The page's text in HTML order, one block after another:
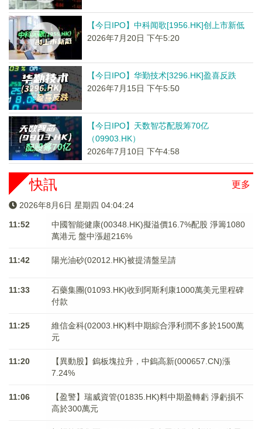
【今日IPO】中科闻歌[1956.HK]创上市新低
2026年7月20日 下午5:20
【今日IPO】华勤技术[3296.HK]盈喜反跌
2026年7月15日 下午5:50
【今日IPO】天数智芯配股筹70亿
（09903.HK）
2026年7月10日 下午4:58
更多
快訊
2026年8月6日 星期四 04:04:25
11:52
中國智能健康(00348.HK)擬溢價16.7%配股 淨籌1080
萬港元 ​​​​​​​盤中漲超216%
11:42 陽光油砂(02012.HK)被提清盤呈請
11:33
石藥集團(01093.HK)收到阿斯利康1000萬美元里程碑
付款
11:25
維信金科(02003.HK)料中期綜合淨利潤不多於1500萬
元
11:20
【異動股】鎢板塊拉升，中鎢高新(000657.CN)漲
7.24%
11:06
【盈警】瑞威資管(01835.HK)料中期盈轉虧 淨虧損不
高於300萬元